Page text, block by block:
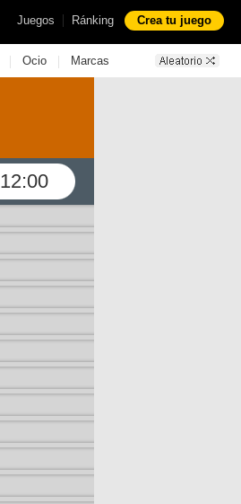
Juegos | Ránking Crea tu juego
| Ocio | Marcas
12:00